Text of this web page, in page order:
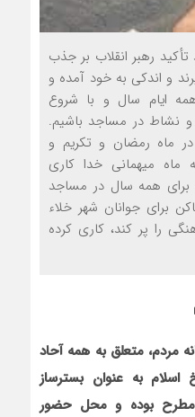
تأکید رهبر انقلاب بر جذب
و اندکی به خود آمده و
ایام سال و با شروع
نشاط در مساجد باشیم.
ماه رمضان و تکریم و
ماه میهمانی خدا کاری
برای همه سال در مساجد
برای جوانان شهر خلاء
را پر کند، کاری کرده‏
مردم، متعلق به همه آحاد
به عنوان بسترساز
مطرح بوده و محل حضور